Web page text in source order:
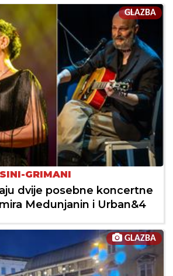
GLAZBA
GRIMANI
dvije posebne koncertne
Medunjanin i Urban&4
GLAZBA